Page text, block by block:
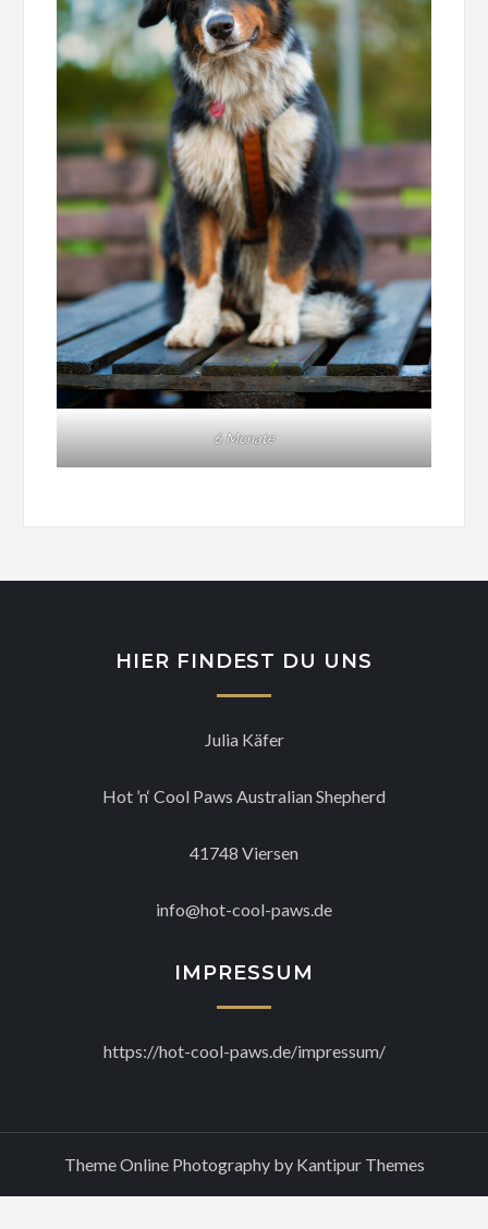
6 Monate
HIER FINDEST DU UNS
Julia Käfer
Hot ’n‘ Cool Paws Australian Shepherd
41748 Viersen
info@hot-cool-paws.de
IMPRESSUM
https://hot-cool-paws.de/impressum/
Theme Online Photography by Kantipur Themes